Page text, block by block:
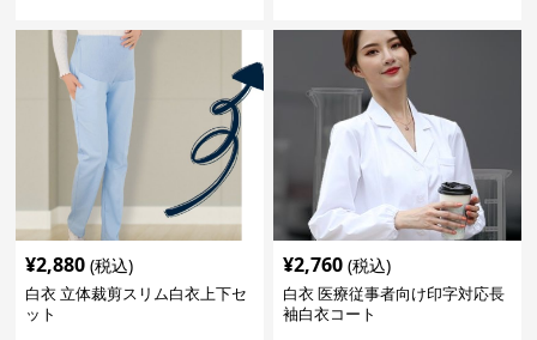
¥2,880 (税込)
白衣 立体裁剪スリム白衣上下セ
ット
¥2,760 (税込)
白衣 医療従事者向け印字対応長
袖白衣コート